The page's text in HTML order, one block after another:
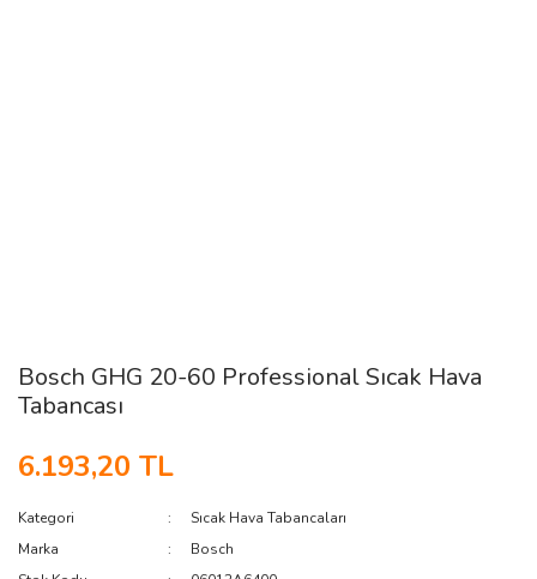
Bosch GHG 20-60 Professional Sıcak Hava
Tabancası
6.193,20 TL
Kategori
Sıcak Hava Tabancaları
Marka
Bosch